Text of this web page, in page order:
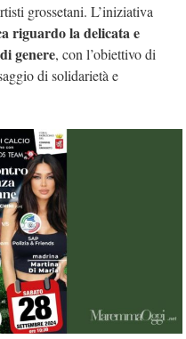
grossetani. L’iniziativa
riguardo la delicata e
genere, con l’obiettivo di
di solidarietà e